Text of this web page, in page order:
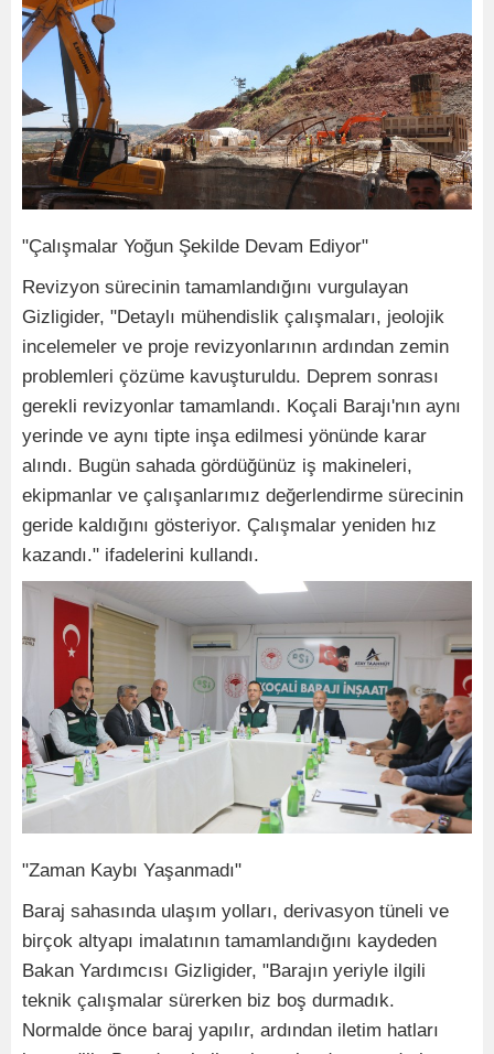
"Çalışmalar Yoğun Şekilde Devam Ediyor"
Revizyon sürecinin tamamlandığını vurgulayan
Gizligider, "Detaylı mühendislik çalışmaları, jeolojik
incelemeler ve proje revizyonlarının ardından zemin
problemleri çözüme kavuşturuldu. Deprem sonrası
gerekli revizyonlar tamamlandı. Koçali Barajı'nın aynı
yerinde ve aynı tipte inşa edilmesi yönünde karar
alındı. Bugün sahada gördüğünüz iş makineleri,
ekipmanlar ve çalışanlarımız değerlendirme sürecinin
geride kaldığını gösteriyor. Çalışmalar yeniden hız
kazandı." ifadelerini kullandı.
"Zaman Kaybı Yaşanmadı"
Baraj sahasında ulaşım yolları, derivasyon tüneli ve
birçok altyapı imalatının tamamlandığını kaydeden
Bakan Yardımcısı Gizligider, "Barajın yeriyle ilgili
teknik çalışmalar sürerken biz boş durmadık.
Normalde önce baraj yapılır, ardından iletim hatları